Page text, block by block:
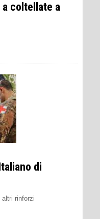
a coltellate a
di
rinforzi